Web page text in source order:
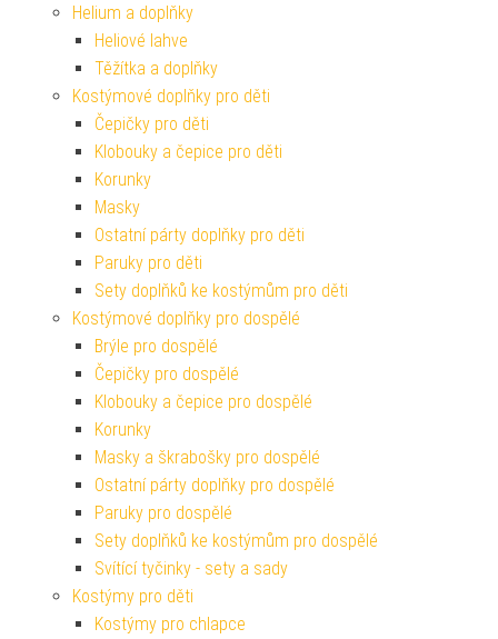
Helium a doplňky
Heliové lahve
Těžítka a doplňky
Kostýmové doplňky pro děti
Čepičky pro děti
Klobouky a čepice pro děti
Korunky
Masky
Ostatní párty doplňky pro děti
Paruky pro děti
Sety doplňků ke kostýmům pro děti
Kostýmové doplňky pro dospělé
Brýle pro dospělé
Čepičky pro dospělé
Klobouky a čepice pro dospělé
Korunky
Masky a škrabošky pro dospělé
Ostatní párty doplňky pro dospělé
Paruky pro dospělé
Sety doplňků ke kostýmům pro dospělé
Svítící tyčinky - sety a sady
Kostýmy pro děti
Kostýmy pro chlapce